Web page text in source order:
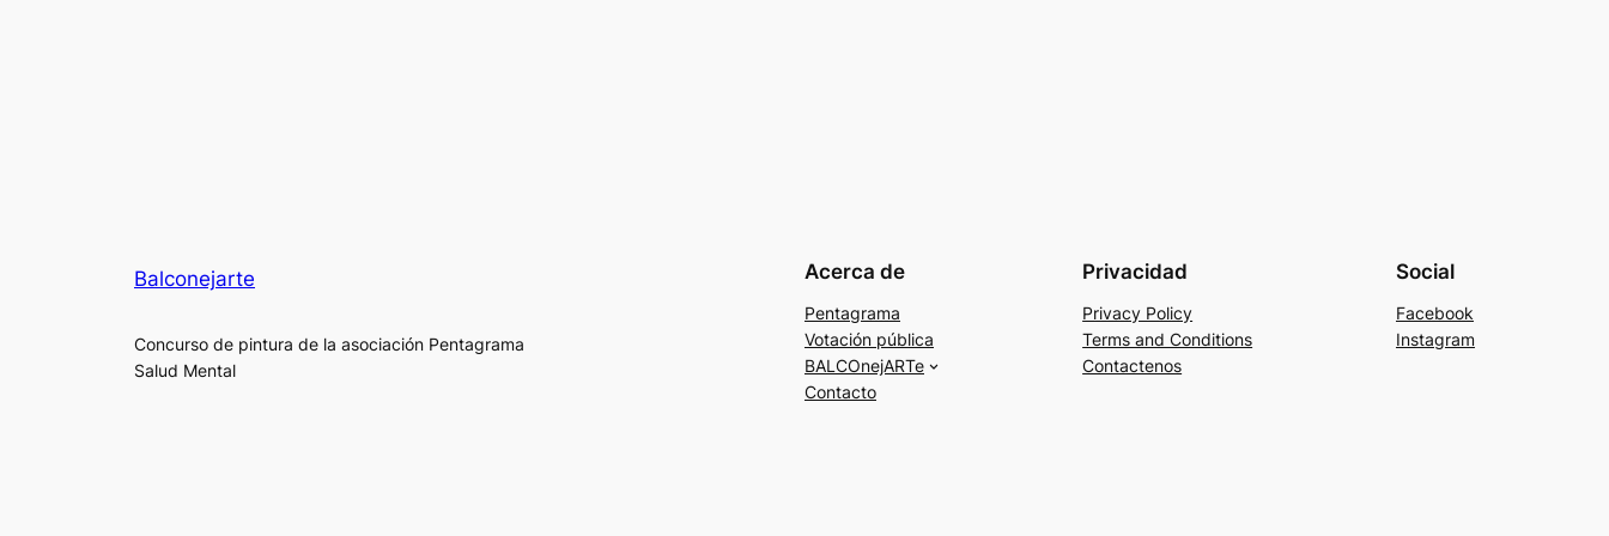
Balconejarte
Concurso de pintura de la asociación Pentagrama
Salud Mental
Acerca de
Pentagrama
Votación pública
BALCOnejARTe
Contacto
Privacidad
Privacy Policy
Terms and Conditions
Contactenos
Social
Facebook
Instagram